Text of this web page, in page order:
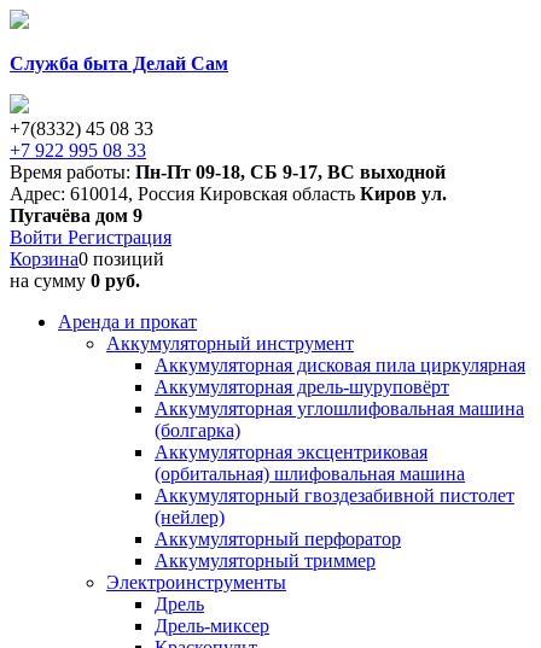
Служба быта Делай Сам
+7(8332) 45 08 33
+7 922 995 08 33
Время работы: Пн-Пт 09-18, СБ 9-17, ВС выходной
Адрес: 610014, Россия Кировская область Киров ул.
Пугачёва дом 9
Войти Регистрация
Корзина0 позиций
на сумму 0 руб.
Аренда и прокат
Аккумуляторный инструмент
Аккумуляторная дисковая пила циркулярная
Аккумуляторная дрель-шуруповёрт
Аккумуляторная углошлифовальная машина
(болгарка)
Аккумуляторная эксцентриковая
(орбитальная) шлифовальная машина
Аккумуляторный гвоздезабивной пистолет
(нейлер)
Аккумуляторный перфоратор
Аккумуляторный триммер
Электроинструменты
Дрель
Дрель-миксер